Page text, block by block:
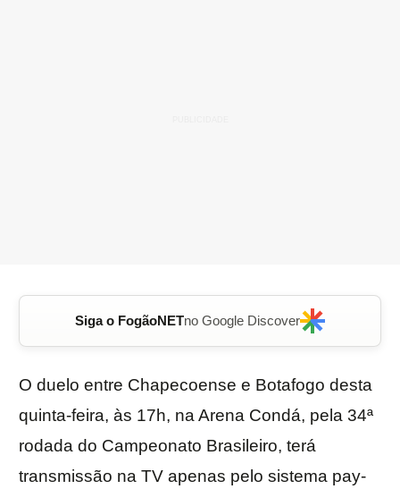
Siga o FogãoNETno Google Discover
O duelo entre Chapecoense e Botafogo desta
quinta-feira, às 17h, na Arena Condá, pela 34ª
rodada do Campeonato Brasileiro, terá
transmissão na TV apenas pelo sistema pay-